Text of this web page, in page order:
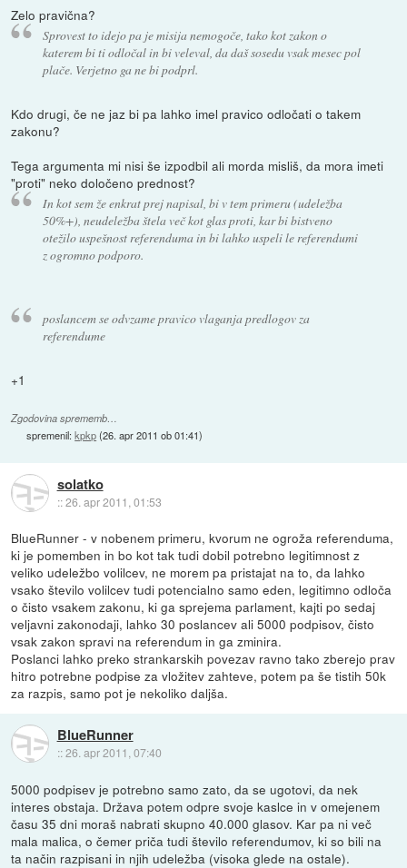
Zelo pravična?
Sprovest to idejo pa je misija nemogoče, tako kot zakon o
katerem bi ti odločal in bi veleval, da daš sosedu vsak mesec pol
plače. Verjetno ga ne bi podprl.
Kdo drugi, če ne jaz bi pa lahko imel pravico odločati o takem
zakonu?
Tega argumenta mi nisi še izpodbil ali morda misliš, da mora imeti
"proti" neko določeno prednost?
In kot sem že enkrat prej napisal, bi v tem primeru (udeležba
50%+), neudeležba štela več kot glas proti, kar bi bistveno
otežilo uspešnost referenduma in bi lahko uspeli le referendumi
z ogromno podporo.
poslancem se odvzame pravico vlaganja predlogov za
referendume
+1
Zgodovina sprememb…
spremenil:kpkp(26. apr 2011 ob 01:41)
solatko
::26. apr 2011, 01:53
BlueRunner - v nobenem primeru, kvorum ne ogroža referenduma,
ki je pomemben in bo kot tak tudi dobil potrebno legitimnost z
veliko udeležbo volilcev, ne morem pa pristajat na to, da lahko
vsako število volilcev tudi potencialno samo eden, legitimno odloča
o čisto vsakem zakonu, ki ga sprejema parlament, kajti po sedaj
veljavni zakonodaji, lahko 30 poslancev ali 5000 podpisov, čisto
vsak zakon spravi na referendum in ga zminira.
Poslanci lahko preko strankarskih povezav ravno tako zberejo prav
hitro potrebne podpise za vložitev zahteve, potem pa še tistih 50k
za razpis, samo pot je nekoliko daljša.
BlueRunner
::26. apr 2011, 07:40
5000 podpisev je potrebno samo zato, da se ugotovi, da nek
interes obstaja. Država potem odpre svoje kaslce in v omejenem
času 35 dni moraš nabrati skupno 40.000 glasov. Kar pa ni več
mala malica, o čemer priča tudi število referendumov, ki so bili na
ta način razpisani in njih udeležba (visoka glede na ostale).